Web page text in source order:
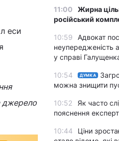
еси
джерело
11:00
Жирна
російський
10:59
Адвокат
неупередженість
у справі
10:54 ДУМКА
можна знищити
10:52
Як часто
пояснення
10:44
Ціни